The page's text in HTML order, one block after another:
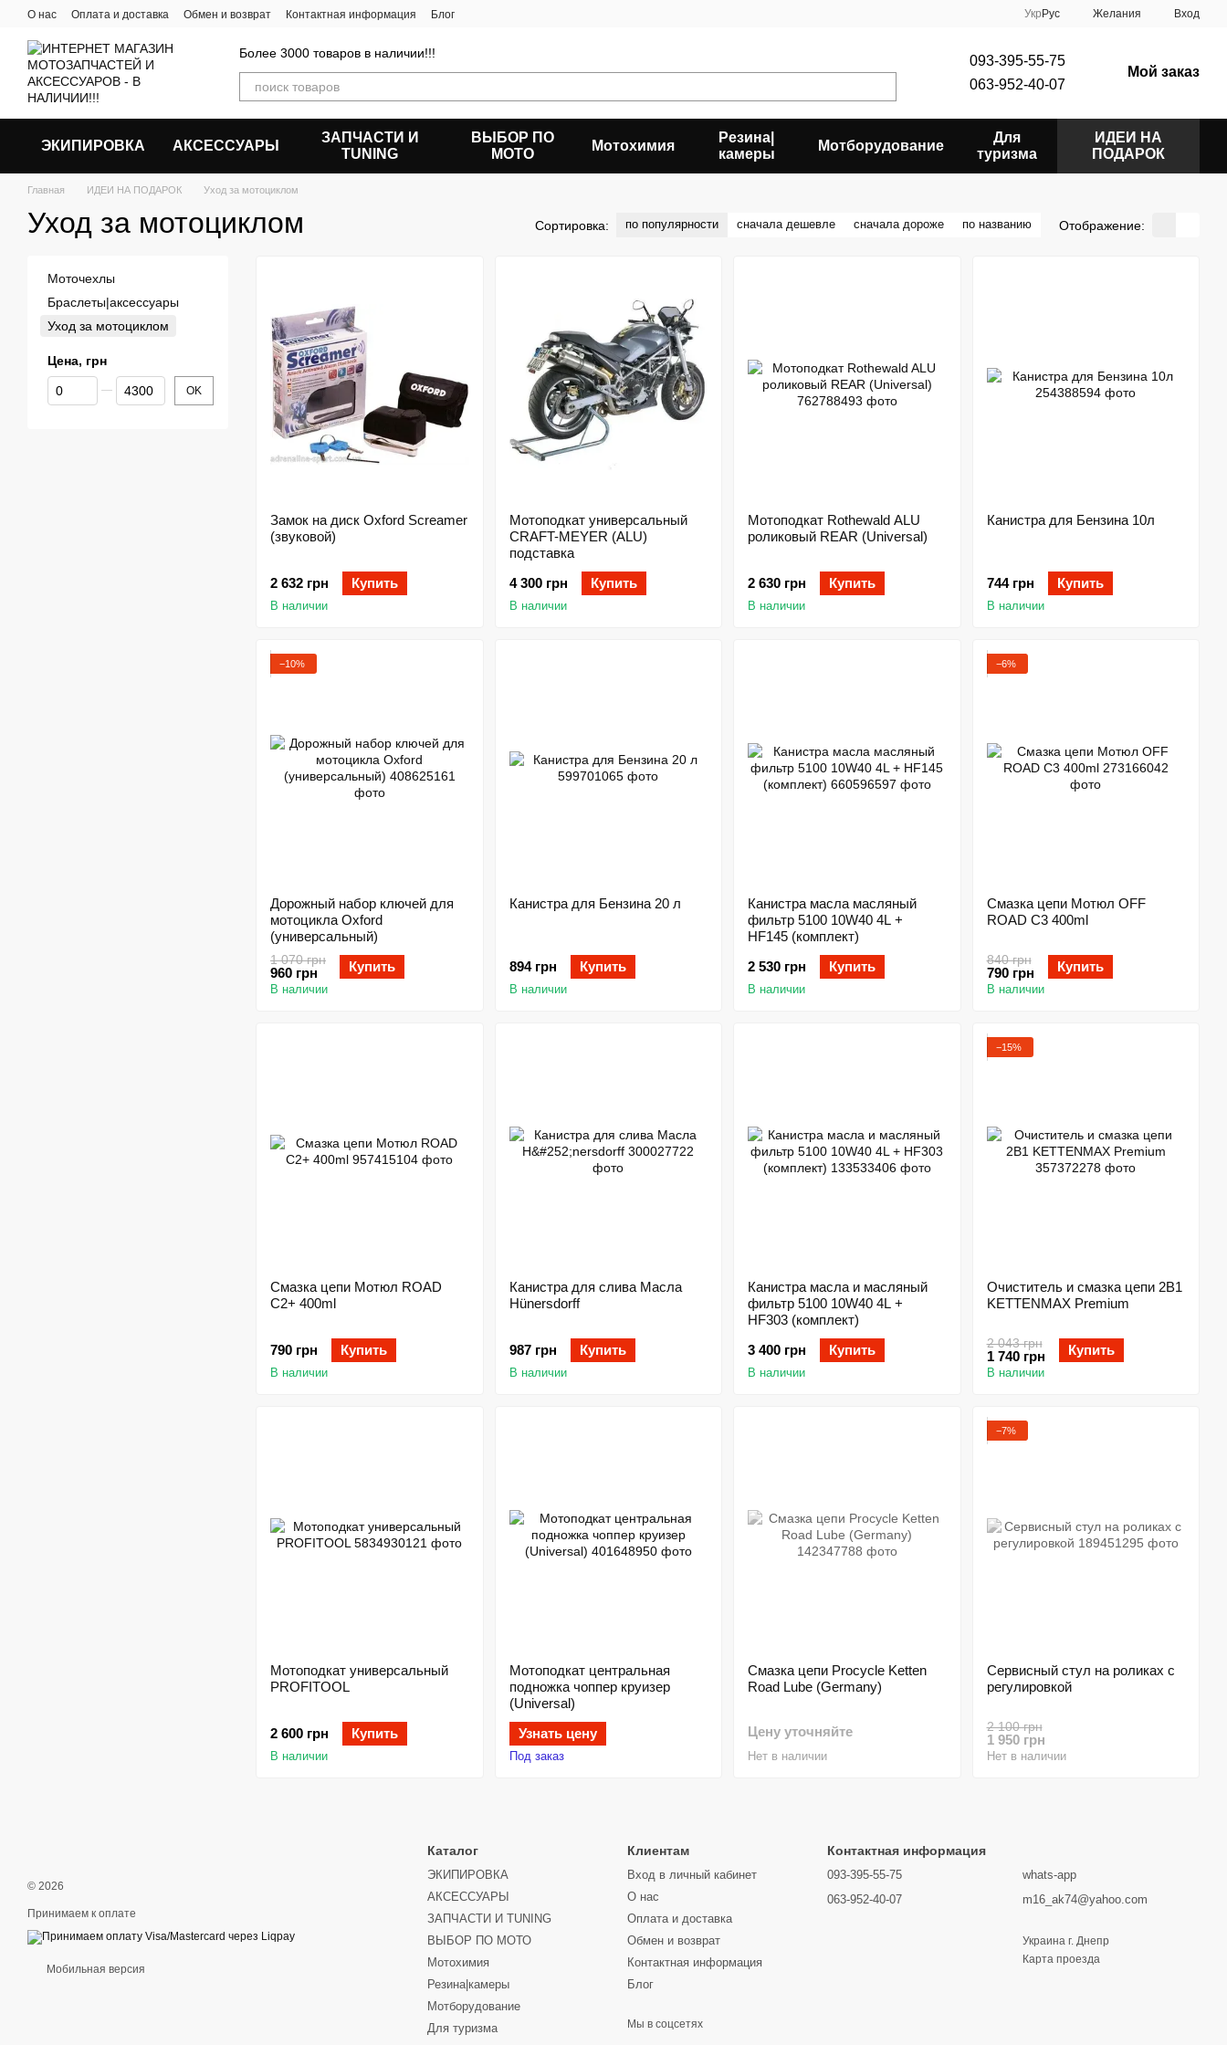
Перейти к основному контенту
О нас Оплата и доставка Обмен и возврат Контактная информация Блог Укр Рус Желания Вход
Более 3000 товаров в наличии!!!
093-395-55-75
063-952-40-07
Мой заказ
ЭКИПИРОВКА АКСЕССУАРЫ
ЗАПЧАСТИ И
ТUNING
ВЫБОР ПО
МОТО
Мотохимия
Резина|
камеры
Мотборудование
Для
туризма
ИДЕИ НА
ПОДАРОК
Главная ИДЕИ НА ПОДАРОК Уход за мотоциклом
Уход за мотоциклом Сортировка: по популярности сначала дешевле сначала дороже по названию Отображение:
Замок на диск Oxford Screamer
(звуковой)
2 632 грн Купить
В наличии
Мотоподкат универсальный
CRAFT-MEYER (ALU)
подставка
4 300 грн
Купить
В наличии
Мотоподкат Rothewald ALU
роликовый REAR (Universal)
2 630 грн Купить
В наличии
Канистра для Бензина 10л
744 грн Купить
В наличии
−10%
Дорожный набор ключей для
мотоцикла Oxford
(универсальный)
1 070 грн
960 грн Купить
В наличии
Канистра для Бензина 20 л
894 грн Купить
В наличии
Канистра масла масляный
фильтр 5100 10W40 4L +
HF145 (комплект)
2 530 грн
Купить
В наличии
−6%
Смазка цепи Мотюл OFF
ROAD C3 400ml
840 грн
790 грн Купить
В наличии
Смазка цепи Мотюл ROAD
C2+ 400ml
790 грн Купить
В наличии
Канистра для слива Масла
Hünersdorff
987 грн Купить
В наличии
Канистра масла и масляный
фильтр 5100 10W40 4L +
HF303 (комплект)
3 400 грн
Купить
В наличии
−15%
Очиститель и смазка цепи 2В1
KETTENMAX Premium
2 043 грн
1 740 грн Купить
В наличии
Мотоподкат универсальный
PROFITOOL
2 600 грн Купить
В наличии
Мотоподкат центральная
подножка чоппер круизер
(Universal)
Узнать цену
Под заказ
Смазка цепи Procycle Ketten
Road Lube (Germany)
Цену уточняйте
Нет в наличии
−7%
Сервисный стул на роликах с
регулировкой
2 100 грн
1 950 грн
Нет в наличии
Моточехлы
Браслеты|аксессуары
Уход за мотоциклом
Цена, грн
От Цена, грн
До Цена, грн OK
© 2026
Принимаем к оплате
Мобильная версия
Каталог
ЭКИПИРОВКА
АКСЕССУАРЫ
ЗАПЧАСТИ И ТUNING
ВЫБОР ПО МОТО
Мотохимия
Резина|камеры
Мотборудование
Для туризма
Клиентам
Вход в личный кабинет
О нас
Оплата и доставка
Обмен и возврат
Контактная информация
Блог
Мы в соцсетях
Контактная информация
093-395-55-75
063-952-40-07
whats-app
m16_ak74@yahoo.com
Украина г. Днепр
Карта проезда